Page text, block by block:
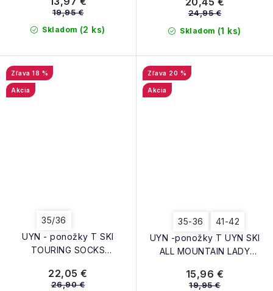
Skladom (2 ks)
19,95 €
black/melange/anthracite
Skladom (1 ks)
24,95 €
UYN - ponožky T SKI
TOURING SOCKS
18 %
Akcia
35/36
22,05 €
26,90 €
UYN -ponožky T UYN SKI
ALL MOUNTAIN LADY
purple
20 %
Akcia
35-36 41-42
15,96 €
19,95 €